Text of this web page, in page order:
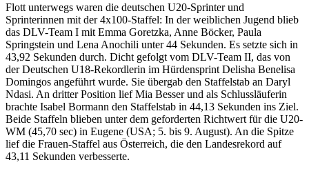
Flott unterwegs waren die deutschen U20-Sprinter und
Sprinterinnen mit der 4x100-Staffel: In der weiblichen Jugend blieb
das DLV-Team I mit Emma Goretzka, Anne Böcker, Paula
Springstein und Lena Anochili unter 44 Sekunden. Es setzte sich in
43,92 Sekunden durch. Dicht gefolgt vom DLV-Team II, das von
der Deutschen U18-Rekordlerin im Hürdensprint Delisha Benelisa
Domingos angeführt wurde. Sie übergab den Staffelstab an Daryl
Ndasi. An dritter Position lief Mia Besser und als Schlussläuferin
brachte Isabel Bormann den Staffelstab in 44,13 Sekunden ins Ziel.
Beide Staffeln blieben unter dem geforderten Richtwert für die U20-
WM (45,70 sec) in Eugene (USA; 5. bis 9. August). An die Spitze
lief die Frauen-Staffel aus Österreich, die den Landesrekord auf
43,11 Sekunden verbesserte.